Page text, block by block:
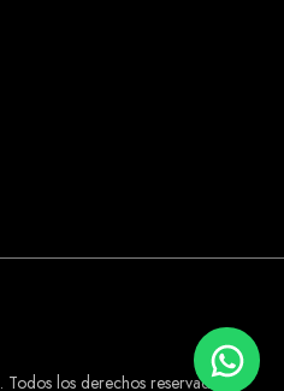
. Todos los derechos reservados.